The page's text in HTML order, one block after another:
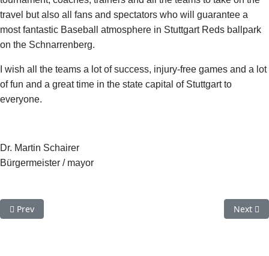
travel but also all fans and spectators who will guarantee a
most fantastic Baseball atmosphere in Stuttgart Reds ballpark
on the Schnarrenberg.
I wish all the teams a lot of success, injury-free games and a lot
of fun and a great time in the state capital of Stuttgart to
everyone.
Dr. Martin Schairer
Bürgermeister / mayor
Previous article: Game #1: Paris University Club vs Stuttgart
Prev Next
Next